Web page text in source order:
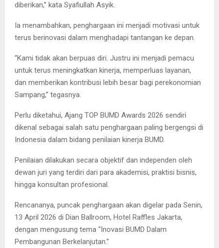
diberikan,” kata Syafiullah Asyik.
Ia menambahkan, penghargaan ini menjadi motivasi untuk
terus berinovasi dalam menghadapi tantangan ke depan.
“Kami tidak akan berpuas diri. Justru ini menjadi pemacu
untuk terus meningkatkan kinerja, memperluas layanan,
dan memberikan kontribusi lebih besar bagi perekonomian
Sampang,” tegasnya.
Perlu diketahui, Ajang TOP BUMD Awards 2026 sendiri
dikenal sebagai salah satu penghargaan paling bergengsi di
Indonesia dalam bidang penilaian kinerja BUMD.
Penilaian dilakukan secara objektif dan independen oleh
dewan juri yang terdiri dari para akademisi, praktisi bisnis,
hingga konsultan profesional.
Rencananya, puncak penghargaan akan digelar pada Senin,
13 April 2026 di Dian Ballroom, Hotel Raffles Jakarta,
dengan mengusung tema “Inovasi BUMD Dalam
Pembangunan Berkelanjutan.”